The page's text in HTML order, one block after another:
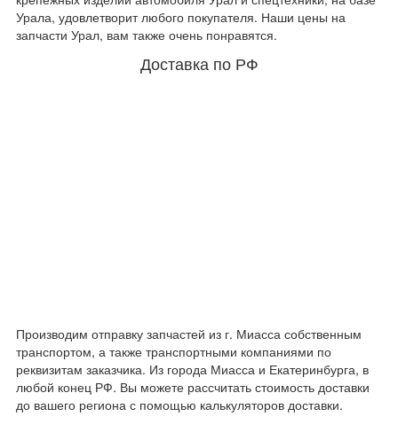
Урала, удовлетворит любого покупателя. Наши цены на
запчасти Урал, вам также очень понравятся.
Доставка по РФ
Производим отправку запчастей из г. Миасса собственным
транспортом, а также транспортными компаниями по
реквизитам заказчика. Из города Миасса и Екатеринбурга, в
любой конец РФ. Вы можете рассчитать стоимость доставки
до вашего региона с помощью калькуляторов доставки.